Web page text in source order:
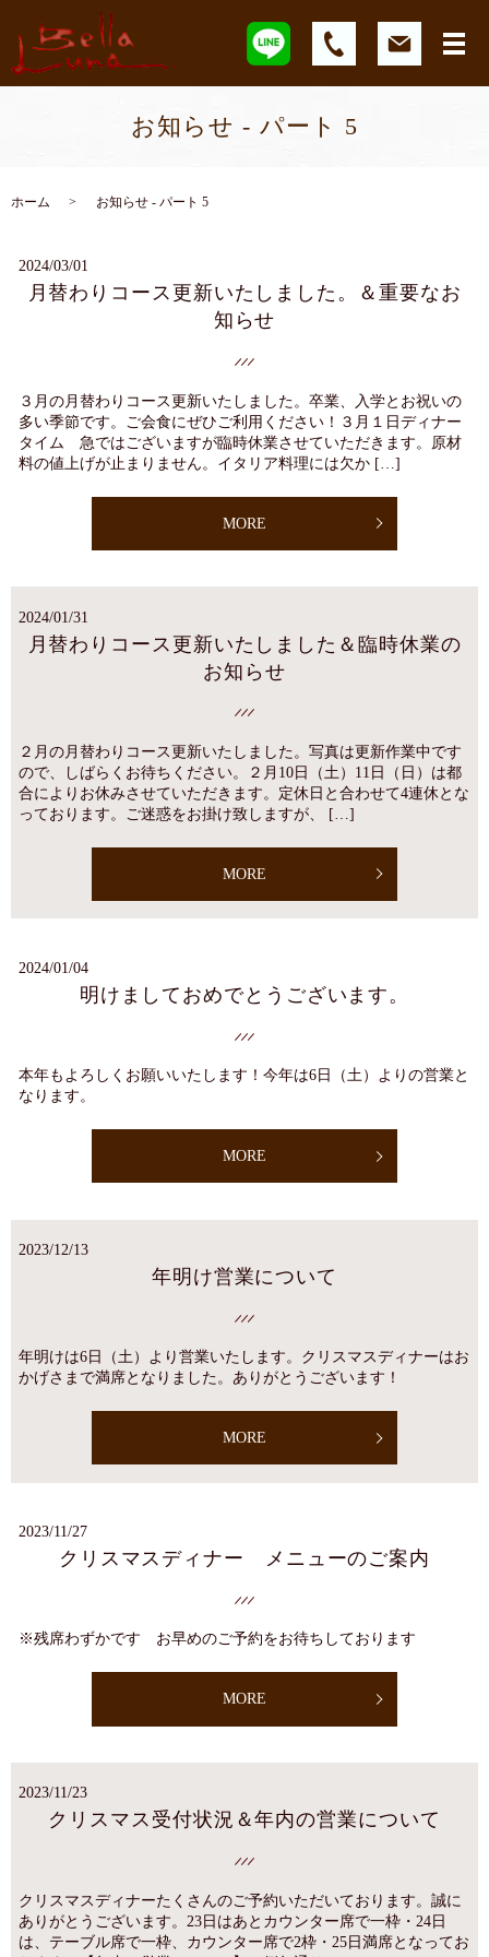
お知らせ - パート 5
ホーム お知らせ - パート 5
2024/03/01
月替わりコース更新いたしました。＆重要なお
知らせ
３月の月替わりコース更新いたしました。卒業、入学とお祝いの
多い季節です。ご会食にぜひご利用ください！３月１日ディナー
タイム 急ではございますが臨時休業させていただきます。原材
料の値上げが止まりません。イタリア料理には欠か […]
MORE
2024/01/31
月替わりコース更新いたしました＆臨時休業の
お知らせ
２月の月替わりコース更新いたしました。写真は更新作業中です
ので、しばらくお待ちください。２月10日（土）11日（日）は都
合によりお休みさせていただきます。定休日と合わせて4連休とな
っております。ご迷惑をお掛け致しますが、 […]
MORE
2024/01/04
明けましておめでとうございます。
本年もよろしくお願いいたします！今年は6日（土）よりの営業と
なります。
MORE
2023/12/13
年明け営業について
年明けは6日（土）より営業いたします。クリスマスディナーはお
かげさまで満席となりました。ありがとうございます！
MORE
2023/11/27
クリスマスディナー メニューのご案内
※残席わずかです お早めのご予約をお待ちしております
MORE
2023/11/23
クリスマス受付状況＆年内の営業について
クリスマスディナーたくさんのご予約いただいております。誠に
ありがとうございます。23日はあとカウンター席で一枠・24日
は、テーブル席で一枠、カウンター席で2枠・25日満席となってお